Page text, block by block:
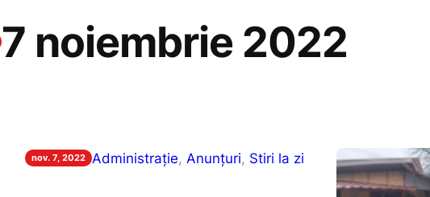
7 noiembrie 2022
nov. 7, 2022 Administrație, Anunțuri, Stiri la zi